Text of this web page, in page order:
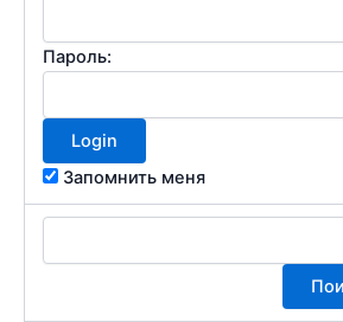
Пароль:
Запомнить меня